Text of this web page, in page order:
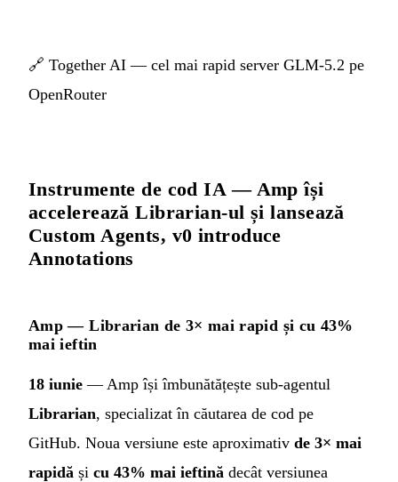
🔗 Together AI — cel mai rapid server GLM-5.2 pe
OpenRouter
Instrumente de cod IA — Amp își
accelerează Librarian-ul și lansează
Custom Agents, v0 introduce
Annotations
Amp — Librarian de 3× mai rapid și cu 43%
mai ieftin
18 iunie — Amp își îmbunătățește sub-agentul
Librarian, specializat în căutarea de cod pe
GitHub. Noua versiune este aproximativ de 3× mai
rapidă și cu 43% mai ieftină decât versiunea